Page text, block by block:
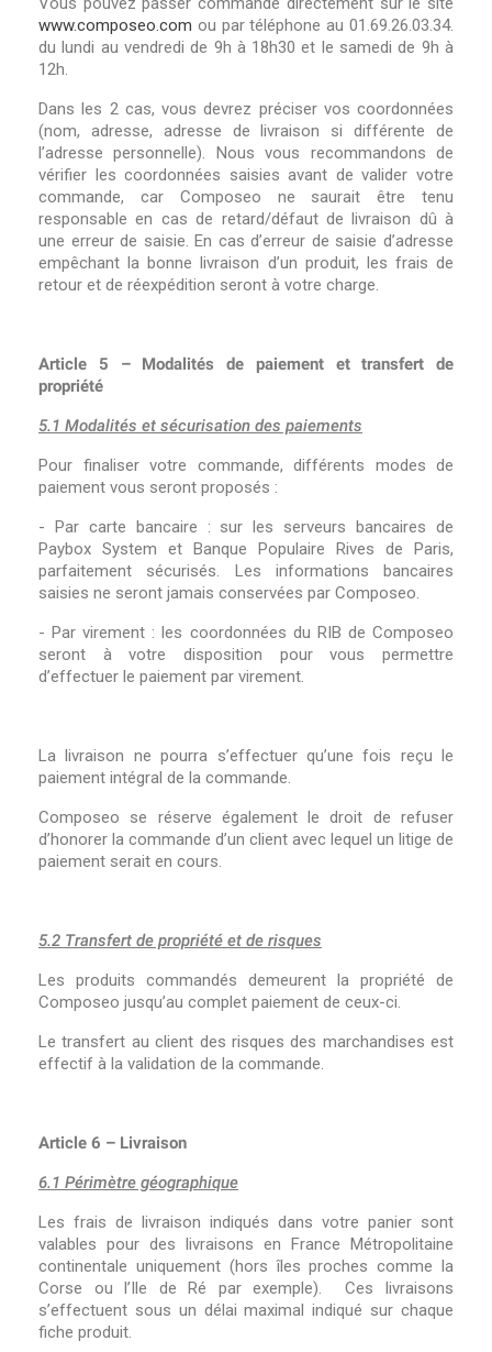
www.composeo.com ou par téléphone au 01.69.26.03.34.
du lundi au vendredi de 9h à 18h30 et le samedi de 9h à
12h.
Dans les 2 cas, vous devrez préciser vos coordonnées
(nom, adresse, adresse de livraison si différente de
l’adresse personnelle). Nous vous recommandons de
vérifier les coordonnées saisies avant de valider votre
commande, car Composeo ne saurait être tenu
responsable en cas de retard/défaut de livraison dû à
une erreur de saisie. En cas d’erreur de saisie d’adresse
empêchant la bonne livraison d’un produit, les frais de
retour et de réexpédition seront à votre charge.
Article 5 – Modalités de paiement et transfert de
propriété
5.1 Modalités et sécurisation des paiements
Pour finaliser votre commande, différents modes de
paiement vous seront proposés :
- Par carte bancaire : sur les serveurs bancaires de
Paybox System et Banque Populaire Rives de Paris,
parfaitement sécurisés. Les informations bancaires
saisies ne seront jamais conservées par Composeo.
- Par virement : les coordonnées du RIB de Composeo
seront à votre disposition pour vous permettre
d’effectuer le paiement par virement.
La livraison ne pourra s’effectuer qu’une fois reçu le
paiement intégral de la commande.
Composeo se réserve également le droit de refuser
d’honorer la commande d’un client avec lequel un litige de
paiement serait en cours.
5.2 Transfert de propriété et de risques
Les produits commandés demeurent la propriété de
Composeo jusqu’au complet paiement de ceux-ci.
Le transfert au client des risques des marchandises est
effectif à la validation de la commande.
Article 6 – Livraison
6.1 Périmètre géographique
Les frais de livraison indiqués dans votre panier sont
valables pour des livraisons en France Métropolitaine
continentale uniquement (hors îles proches comme la
Corse ou l’Ile de Ré par exemple).
Ces livraisons
s’effectuent sous un délai maximal indiqué sur chaque
fiche produit.